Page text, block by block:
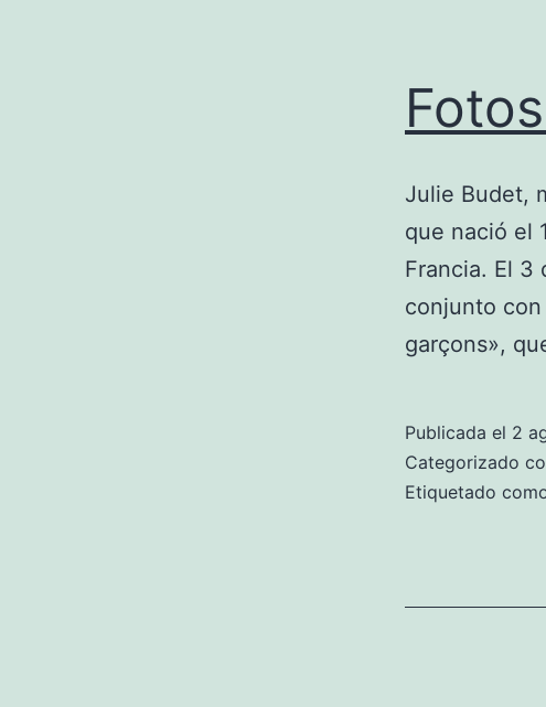
Julie Budet,
que nació el
Francia. El 3
conjunto
garçons»,
Publicada el 2
Categorizado
Etiquetado